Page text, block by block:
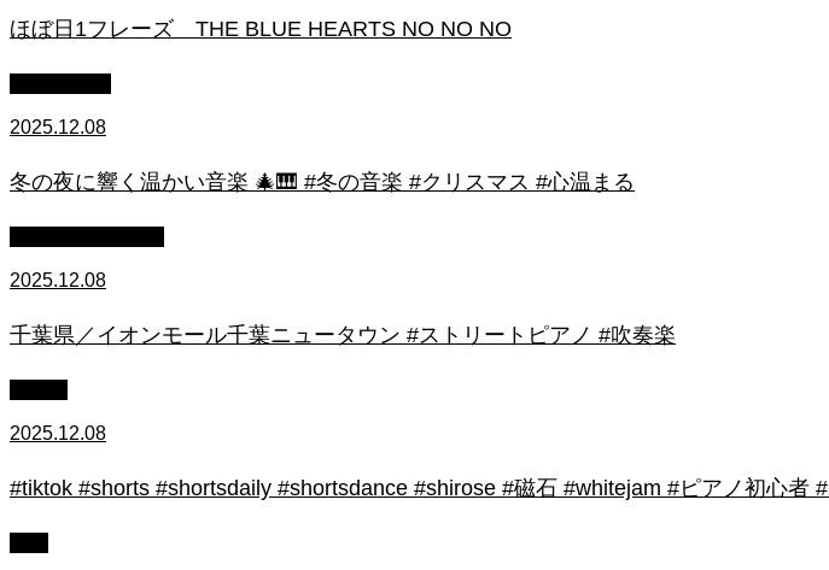
ほぼ日1フレーズ THE BLUE HEARTS NO NO NO
2025.12.08
冬の夜に響く温かい音楽 🎄🎹 #冬の音楽 #クリスマス #心温まる
2025.12.08
千葉県／イオンモール千葉ニュータウン #ストリートピアノ #吹奏楽
2025.12.08
#tiktok #shorts #shortsdaily #shortsdance #shirose #磁石 #whitejam #ピアノ初心者